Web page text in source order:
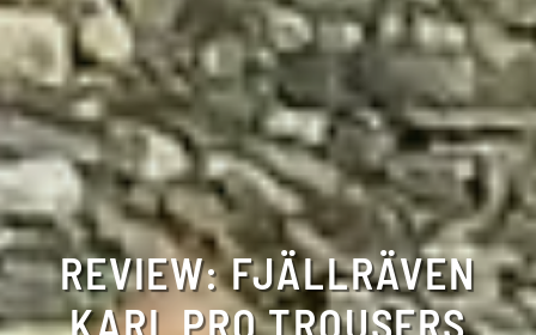
REVIEW: FJÄLLRÄVEN
KARL PRO TROUSERS